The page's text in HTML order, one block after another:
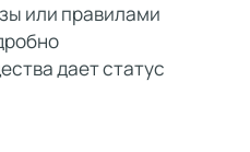
или правилами
дает статус